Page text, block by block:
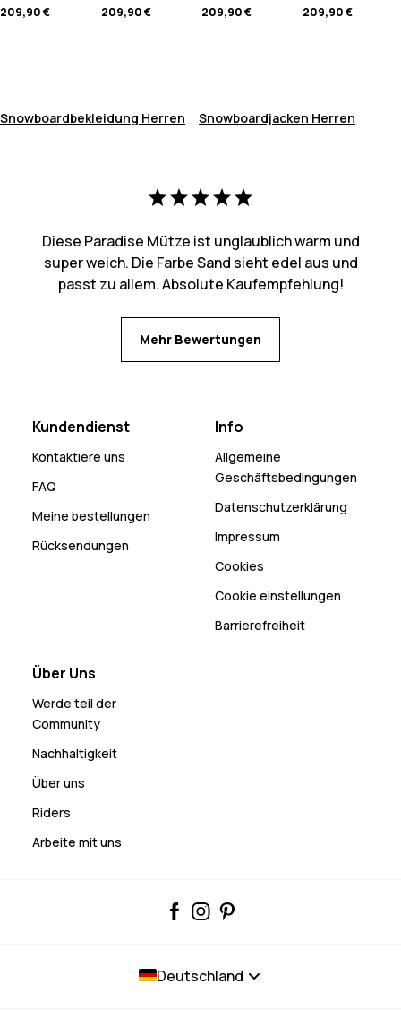
209,90 €
209,90 €
209,90 €
209,90 €
Snowboardbekleidung Herren Snowboardjacken Herren
Diese Paradise Mütze ist unglaublich warm und
super weich. Die Farbe Sand sieht edel aus und
passt zu allem. Absolute Kaufempfehlung!
Mehr Bewertungen
Kundendienst
Kontaktiere uns
FAQ
Meine bestellungen
Rücksendungen
Info
Allgemeine
Geschäftsbedingungen
Datenschutzerklärung
Impressum
Cookies
Cookie einstellungen
Barrierefreiheit
Über Uns
Werde teil der
Community
Nachhaltigkeit
Über uns
Riders
Arbeite mit uns
Deutschland